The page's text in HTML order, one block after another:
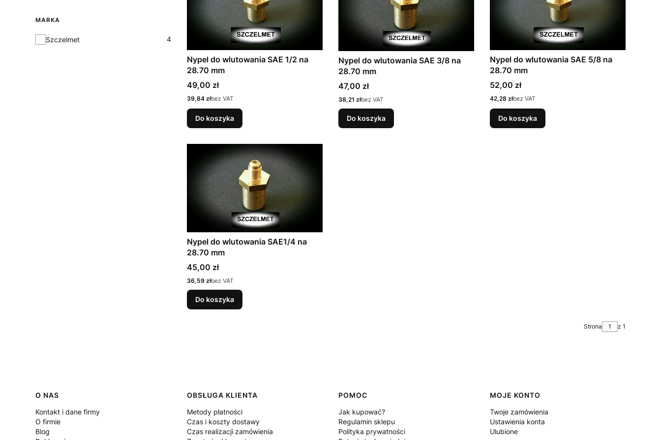
MARKA
Marka
Szczelmet 4
Nypel do wlutowania SAE 1/2 na
28.70 mm
Cena
49,00 zł
Cena
39,84 złbez VAT
Do koszyka
Nypel do wlutowania SAE 3/8 na
28.70 mm
Cena
47,00 zł
Cena
38,21 złbez VAT
Do koszyka
Nypel do wlutowania SAE 5/8 na
28.70 mm
Cena
52,00 zł
Cena
42,28 złbez VAT
Do koszyka
Nypel do wlutowania SAE1/4 na
28.70 mm
Cena
45,00 zł
Cena
36,59 złbez VAT
Do koszyka
Strona z 1
Linki w stopce
O NAS
Kontakt i dane firmy
O firmie
Blog
OBSŁUGA KLIENTA
Metody płatności
Czas i koszty dostawy
Czas realizacji zamówienia
POMOC
Jak kupować?
Regulamin sklepu
Polityka prywatności
MOJE KONTO
Twoje zamówienia
Ustawienia konta
Ulubione